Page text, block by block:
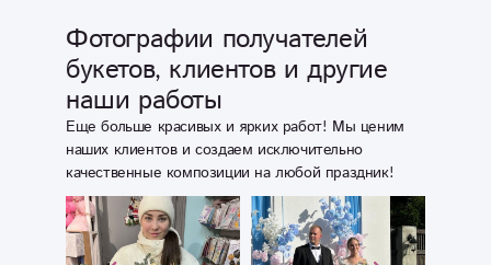
Фотографии получателей
букетов, клиентов и другие
наши работы
Еще больше красивых и ярких работ! Мы ценим
наших клиентов и создаем исключительно
качественные композиции на любой праздник!